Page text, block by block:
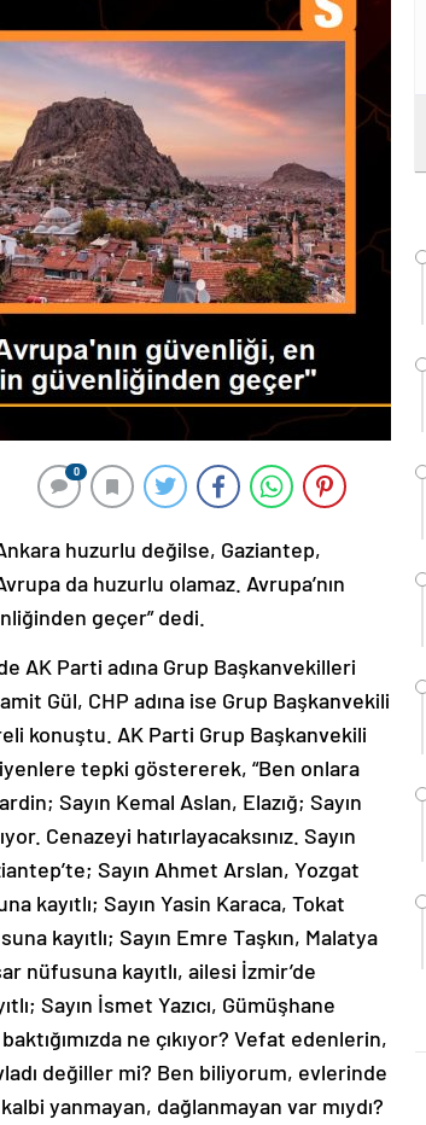
0
huzurlu değilse, Gaziantep,
da huzurlu olamaz. Avrupa’nın
geçer” dedi.
AK Parti adına Grup Başkanvekilleri
Gül, CHP adına ise Grup Başkanvekili
konuştu. AK Parti Grup Başkanvekili
tepki göstererek, “Ben onlara
Sayın Kemal Aslan, Elazığ; Sayın
Cenazeyi hatırlayacaksınız. Sayın
Sayın Ahmet Arslan, Yozgat
kayıtlı; Sayın Yasin Karaca, Tokat
kayıtlı; Sayın Emre Taşkın, Malatya
nüfusuna kayıtlı, ailesi İzmir’de
Sayın İsmet Yazıcı, Gümüşhane
ne çıkıyor? Vefat edenlerin,
değiller mi? Ben biliyorum, evlerinde
yanmayan, dağlanmayan var mıydı?